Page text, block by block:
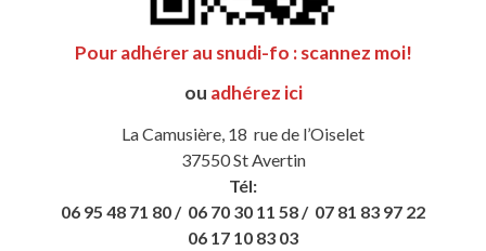
Pour adhérer au snudi-fo : scannez moi!
ou adhérez ici
La Camusière, 18 rue de l’Oiselet
37550 St Avertin
Tél:
06 95 48 71 80 / 06 70 30 11 58 / 07 81 83 97 22
06 17 10 83 03